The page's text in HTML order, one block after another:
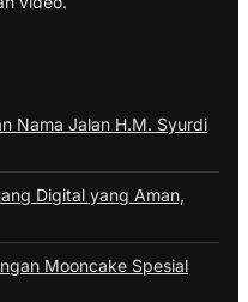
Nama Jalan H.M. Syurdi
Digital yang Aman,
Mooncake Spesial